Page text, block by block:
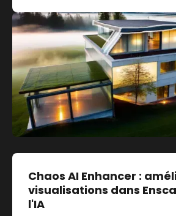
Chaos AI Enhancer :
visualisations dans
l'IA